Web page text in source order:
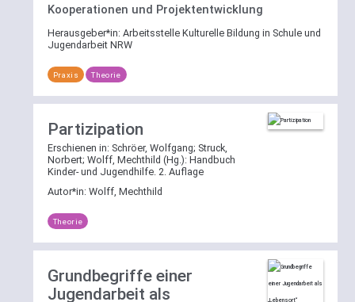
Kooperationen und Projektentwicklung
Herausgeber*in: Arbeitsstelle Kulturelle Bildung in Schule und
Jugendarbeit NRW
Praxis Theorie
Partizipation
Erschienen in: Schröer, Wolfgang; Struck,
Norbert; Wolff, Mechthild (Hg.): Handbuch
Kinder- und Jugendhilfe. 2. Auflage
Autor*in: Wolff, Mechthild
Theorie
Grundbegriffe einer
Jugendarbeit als